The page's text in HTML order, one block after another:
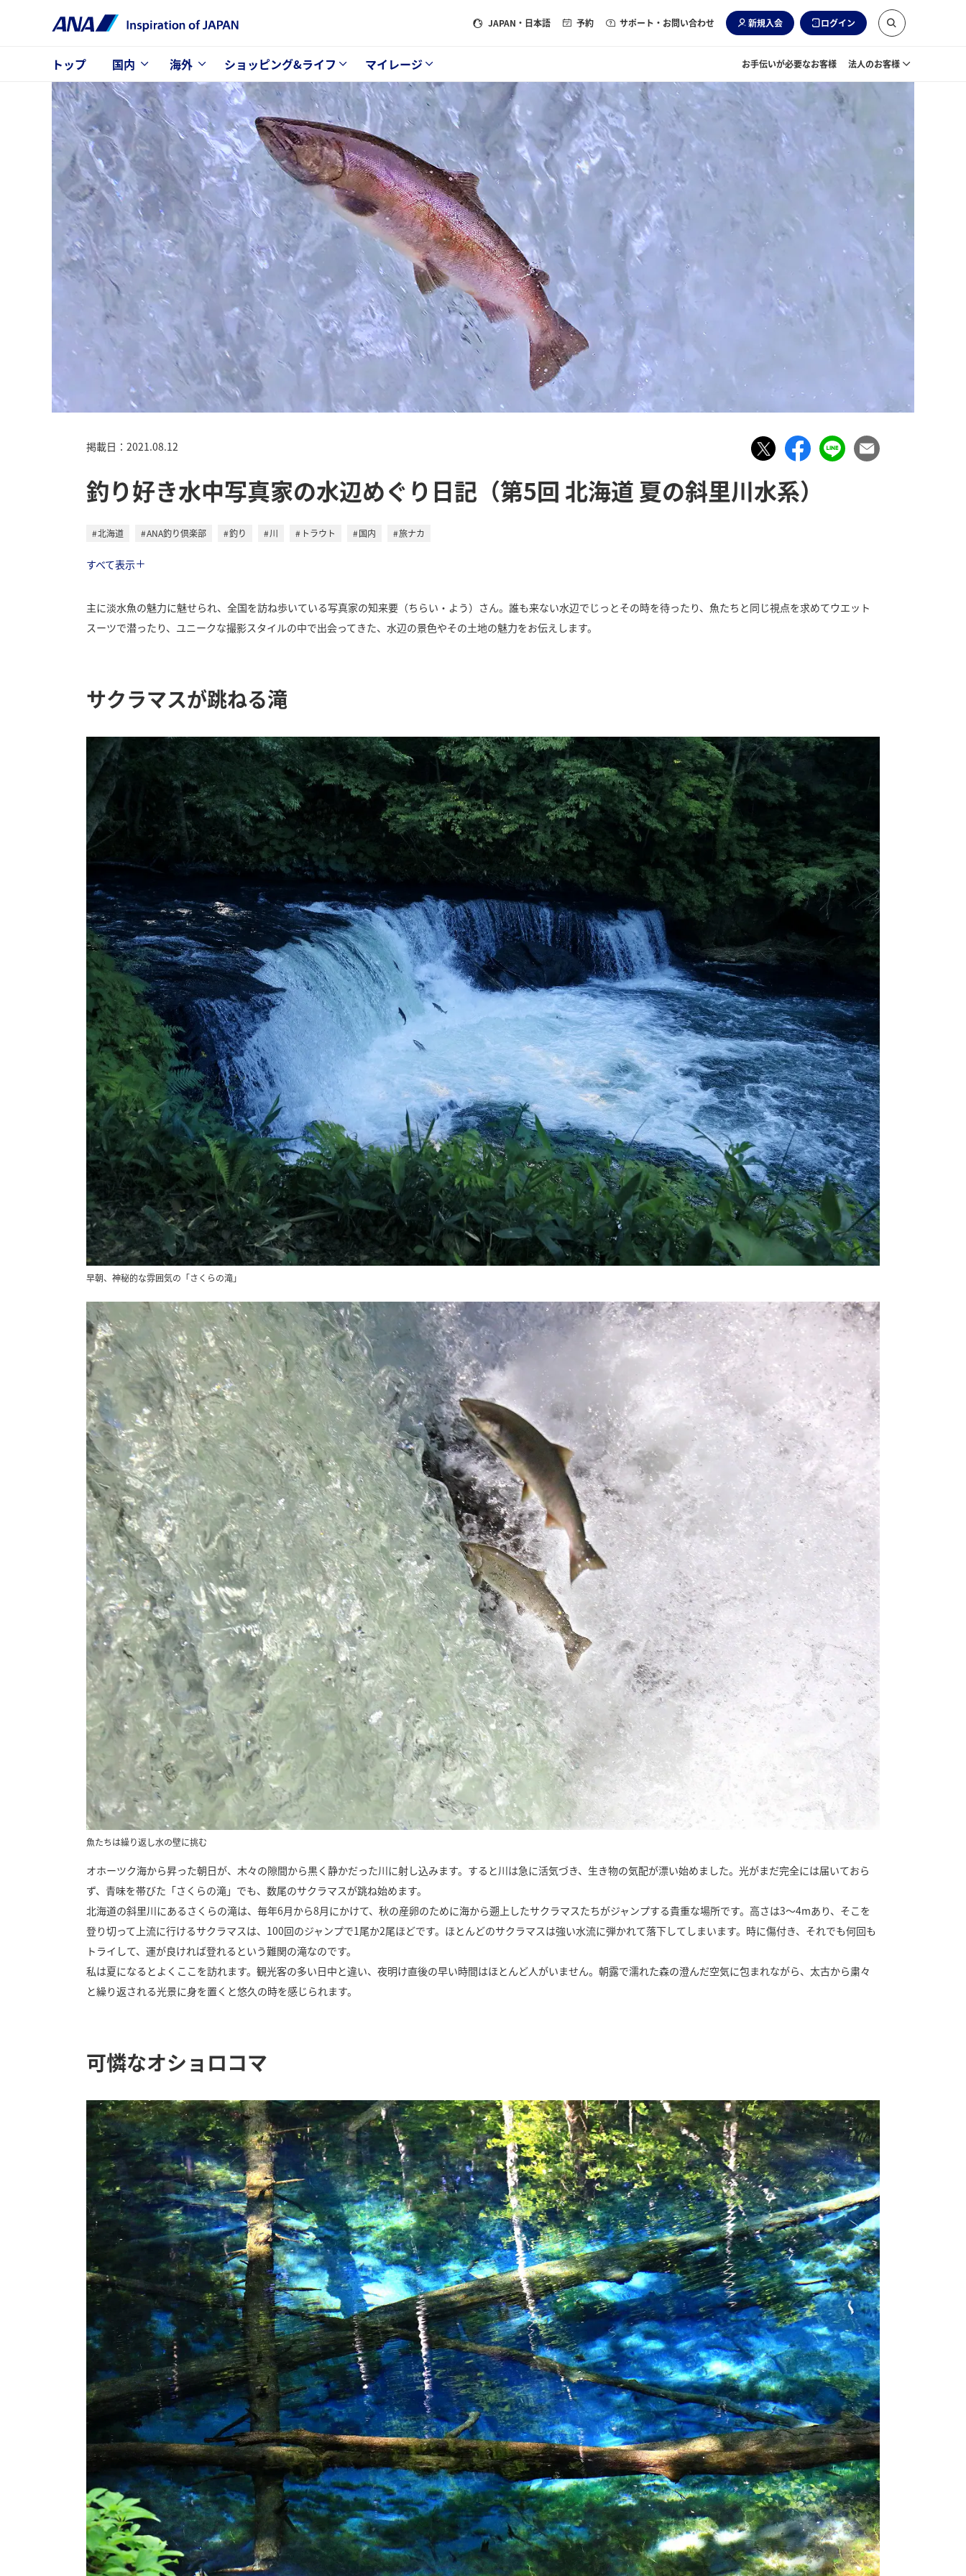
JAPAN ・日本語 予約 サポート・お問い合わせ 新規入会 ログイン
トップ 国内 海外 ショッピング&ライフ マイレージ お手伝いが必要なお客様 法人のお客様
掲載日：2021.08.12
釣り好き水中写真家の水辺めぐり日記（第5回 北海道 夏の斜里川水系）
北海道 ANA釣り倶楽部 釣り 川 トラウト 国内
旅ナカ
すべて表示
主に淡水魚の魅力に魅せられ、全国を訪ね歩いている写真家の知来要（ちらい・よう）さん。誰も来ない水辺でじっとその時を待ったり、魚たちと同じ視点を求めてウエット
スーツで潜ったり、ユニークな撮影スタイルの中で出会ってきた、水辺の景色やその土地の魅力をお伝えします。
サクラマスが跳ねる滝
早朝、神秘的な雰囲気の「さくらの滝」
魚たちは繰り返し水の壁に挑む
オホーツク海から昇った朝日が、木々の隙間から黒く静かだった川に射し込みます。すると川は急に活気づき、生き物の気配が漂い始めました。光がまだ完全には届いておら
ず、青味を帯びた「さくらの滝」でも、数尾のサクラマスが跳ね始めます。
北海道の斜里川にあるさくらの滝は、毎年6月から8月にかけて、秋の産卵のために海から遡上したサクラマスたちがジャンプする貴重な場所です。高さは3～4mあり、そこを
登り切って上流に行けるサクラマスは、100回のジャンプで1尾か2尾ほどです。ほとんどのサクラマスは強い水流に弾かれて落下してしまいます。時に傷付き、それでも何回も
トライして、運が良ければ登れるという難関の滝なのです。
私は夏になるとよくここを訪れます。観光客の多い日中と違い、夜明け直後の早い時間はほとんど人がいません。朝露で濡れた森の澄んだ空気に包まれながら、太古から粛々
と繰り返される光景に身を置くと悠久の時を感じられます。
可憐なオショロコマ